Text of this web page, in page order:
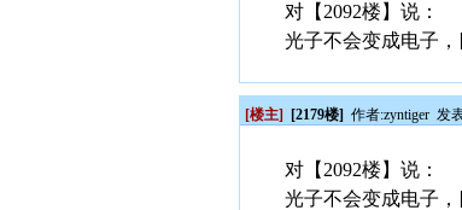
对【2092楼】说：
光子不会变成电子
[楼主] [2179楼] 作者:zyntiger 发
对【2092楼】说：
光子不会变成电子